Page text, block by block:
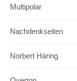
Multipolar
Nachdenkseiten
Norbert Häring